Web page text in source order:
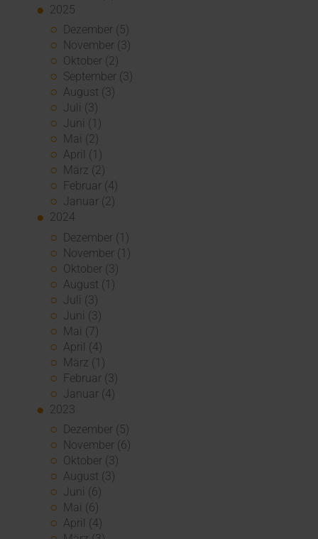
2025
Dezember (5)
November (3)
Oktober (2)
September (3)
August (3)
Juli (3)
Juni (1)
Mai (2)
April (1)
März (2)
Februar (4)
Januar (2)
2024
Dezember (1)
November (1)
Oktober (3)
August (1)
Juli (3)
Juni (3)
Mai (7)
April (4)
März (1)
Februar (3)
Januar (4)
2023
Dezember (5)
November (6)
Oktober (3)
August (3)
Juni (6)
Mai (6)
April (4)